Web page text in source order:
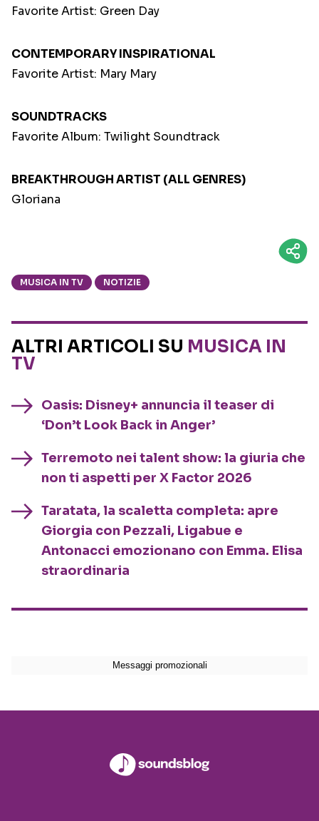
Favorite Artist: Green Day
CONTEMPORARY INSPIRATIONAL
Favorite Artist: Mary Mary
SOUNDTRACKS
Favorite Album: Twilight Soundtrack
BREAKTHROUGH ARTIST (ALL GENRES)
Gloriana
MUSICA IN TV NOTIZIE
ALTRI ARTICOLI SU MUSICA IN
TV
Oasis: Disney+ annuncia il teaser di
‘Don’t Look Back in Anger’
Terremoto nei talent show: la giuria che
non ti aspetti per X Factor 2026
Taratata, la scaletta completa: apre
Giorgia con Pezzali, Ligabue e
Antonacci emozionano con Emma. Elisa
straordinaria